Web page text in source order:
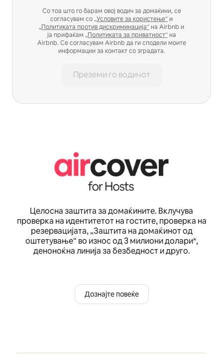
Со тоа што го барам овој водич за домаќини, се
согласувам со„Условите за користење“и
„Политиката против дискриминација“на Airbnb и
ја прифаќам „Политиката за приватност“на
Airbnb. Се согласувам Airbnb да ги сподели моите
информации за контакт со зградата.
Преземи го водичот
Целосна заштита за домаќините. Вклучува
проверка на идентитетот на гостите, проверка на
резервацијата, „Заштита на домаќинот од
оштетување“ во износ од 3 милиони долари*,
деноноќна линија за безбедност и друго.
Дознајте повеќе